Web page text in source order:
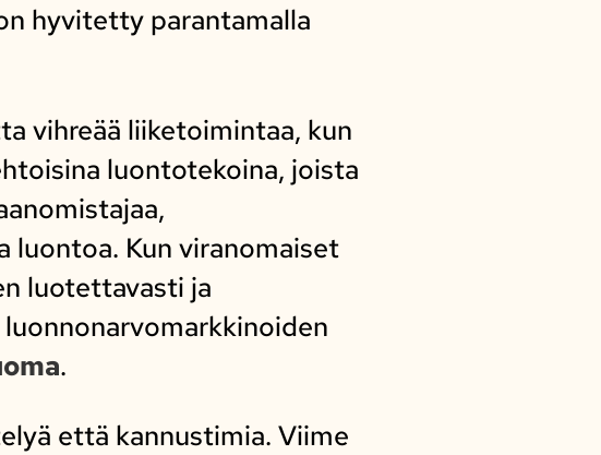
hyvitetty parantamalla
vihreää liiketoimintaa, kun
luontotekoina, joista
luontoa. Kun viranomaiset
luotettavasti ja
.
että kannustimia. Viime